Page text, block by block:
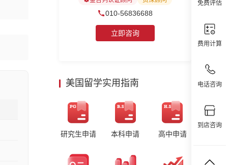
免费评估
费用计算
电话咨询
到店咨询
010-56836688
立即咨询
美国留学实用指南
研究生申请 本科申请 高中申请